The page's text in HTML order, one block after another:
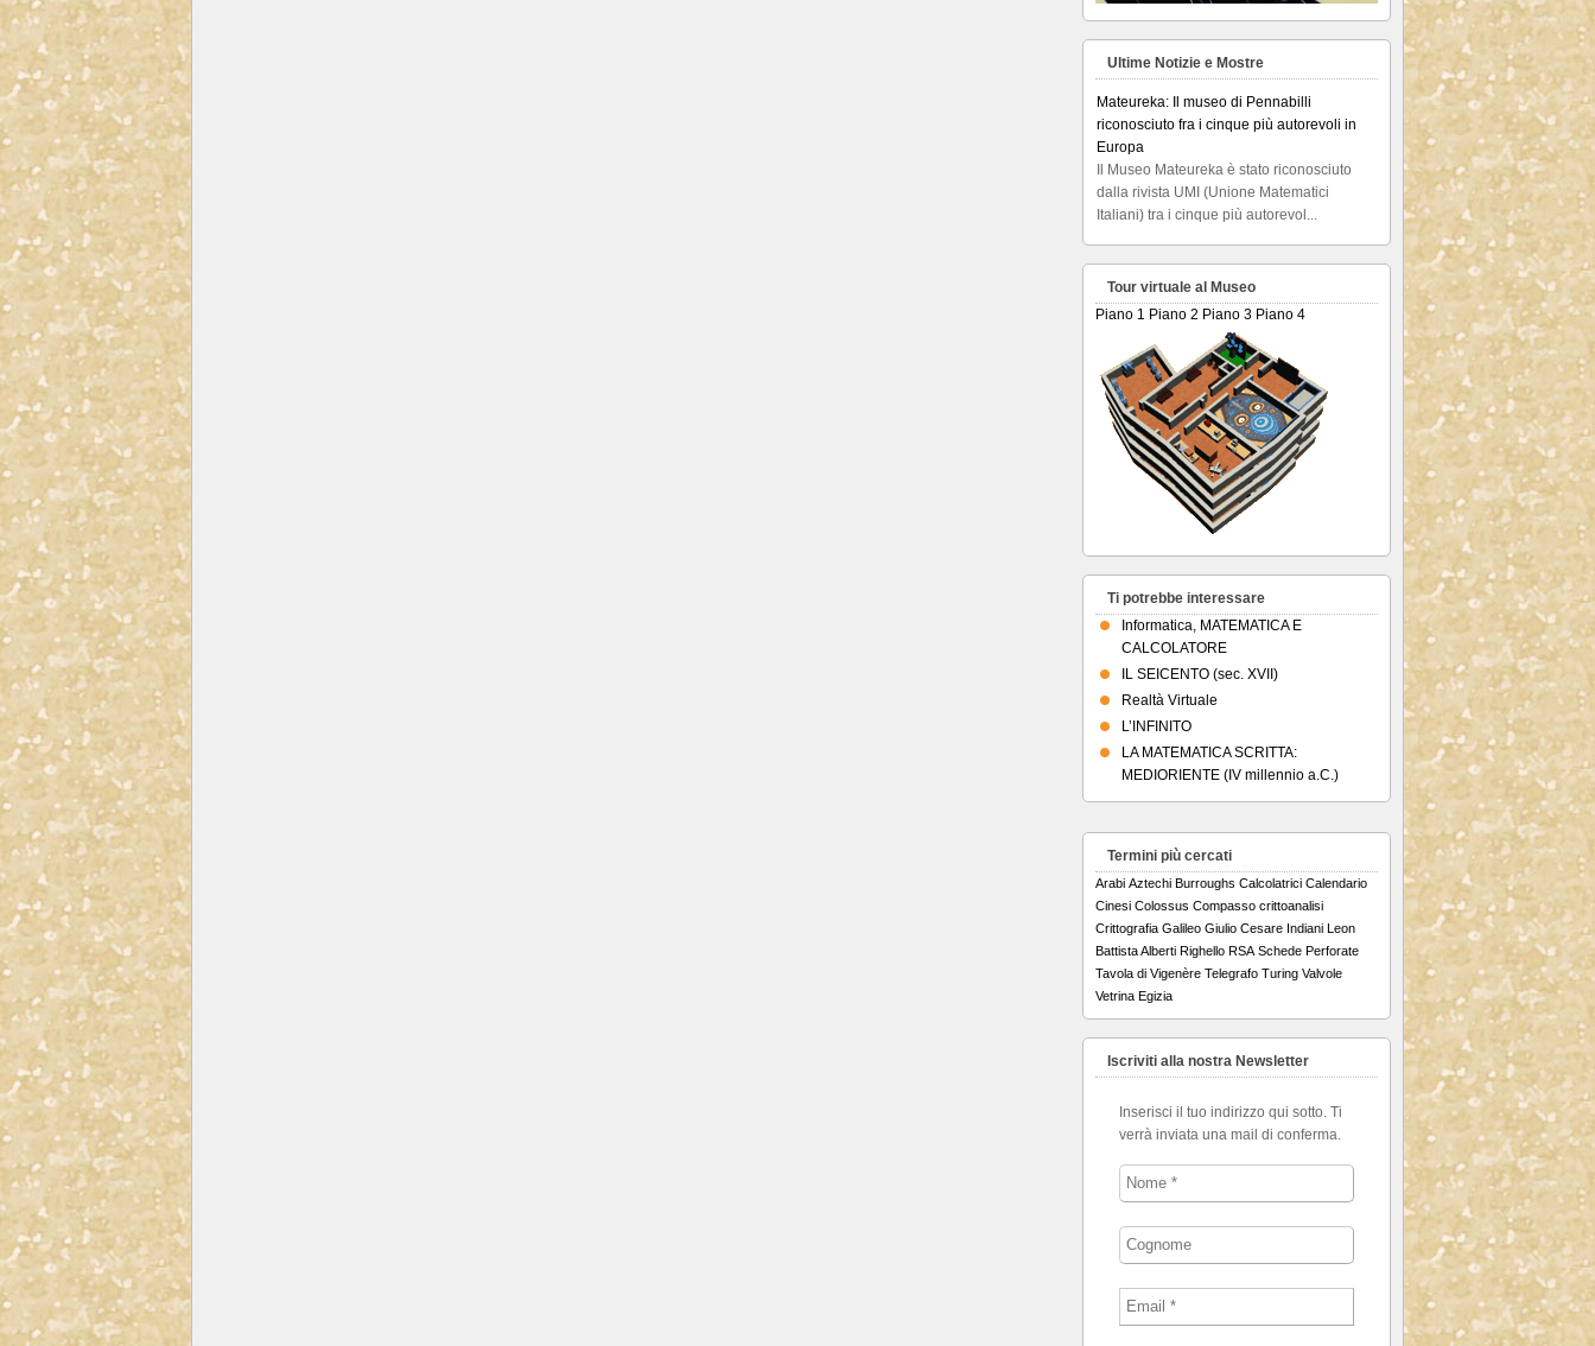
Ultime Notizie e Mostre
Mateureka: Il museo di Pennabilli
riconosciuto fra i cinque più autorevoli in
Europa
Il Museo Mateureka è stato riconosciuto
dalla rivista UMI (Unione Matematici
Italiani) tra i cinque più autorevol...
Articolo RiminiIn...
Tour virtuale al Museo
Piano 1 Piano 2 Piano 3 Piano 4
Ti potrebbe interessare
Informatica, MATEMATICA E
CALCOLATORE
IL SEICENTO (sec. XVII)
Realtà Virtuale
L’INFINITO
LA MATEMATICA SCRITTA:
MEDIORIENTE (IV millennio a.C.)
Termini più cercati
Arabi Aztechi Burroughs Calcolatrici Calendario
Cinesi Colossus Compasso crittoanalisi
Crittografia Galileo Giulio Cesare Indiani Leon
Battista Alberti Righello RSA Schede Perforate
Tavola di Vigenère Telegrafo Turing Valvole
Vetrina Egizia
Iscriviti alla nostra Newsletter
Inserisci il tuo indirizzo qui sotto. Ti
verrà inviata una mail di conferma.